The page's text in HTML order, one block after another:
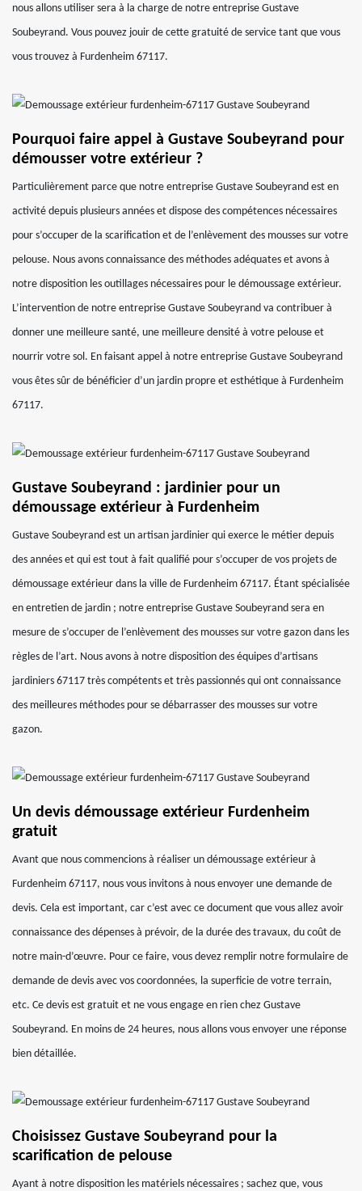
nous allons utiliser sera à la charge de notre entreprise Gustave
Soubeyrand. Vous pouvez jouir de cette gratuité de service tant que vous
vous trouvez à Furdenheim 67117.
Pourquoi faire appel à Gustave Soubeyrand pour
démousser votre extérieur ?
Particulièrement parce que notre entreprise Gustave Soubeyrand est en
activité depuis plusieurs années et dispose des compétences nécessaires
pour s’occuper de la scarification et de l’enlèvement des mousses sur votre
pelouse. Nous avons connaissance des méthodes adéquates et avons à
notre disposition les outillages nécessaires pour le démoussage extérieur.
L’intervention de notre entreprise Gustave Soubeyrand va contribuer à
donner une meilleure santé, une meilleure densité à votre pelouse et
nourrir votre sol. En faisant appel à notre entreprise Gustave Soubeyrand
vous êtes sûr de bénéficier d’un jardin propre et esthétique à Furdenheim
67117.
Gustave Soubeyrand : jardinier pour un
démoussage extérieur à Furdenheim
Gustave Soubeyrand est un artisan jardinier qui exerce le métier depuis
des années et qui est tout à fait qualifié pour s’occuper de vos projets de
démoussage extérieur dans la ville de Furdenheim 67117. Étant spécialisée
en entretien de jardin ; notre entreprise Gustave Soubeyrand sera en
mesure de s’occuper de l’enlèvement des mousses sur votre gazon dans les
règles de l’art. Nous avons à notre disposition des équipes d’artisans
jardiniers 67117 très compétents et très passionnés qui ont connaissance
des meilleures méthodes pour se débarrasser des mousses sur votre
gazon.
Un devis démoussage extérieur Furdenheim
gratuit
Avant que nous commencions à réaliser un démoussage extérieur à
Furdenheim 67117, nous vous invitons à nous envoyer une demande de
devis. Cela est important, car c’est avec ce document que vous allez avoir
connaissance des dépenses à prévoir, de la durée des travaux, du coût de
notre main-d’œuvre. Pour ce faire, vous devez remplir notre formulaire de
demande de devis avec vos coordonnées, la superficie de votre terrain,
etc. Ce devis est gratuit et ne vous engage en rien chez Gustave
Soubeyrand. En moins de 24 heures, nous allons vous envoyer une réponse
bien détaillée.
Choisissez Gustave Soubeyrand pour la
scarification de pelouse
Ayant à notre disposition les matériels nécessaires ; sachez que, vous